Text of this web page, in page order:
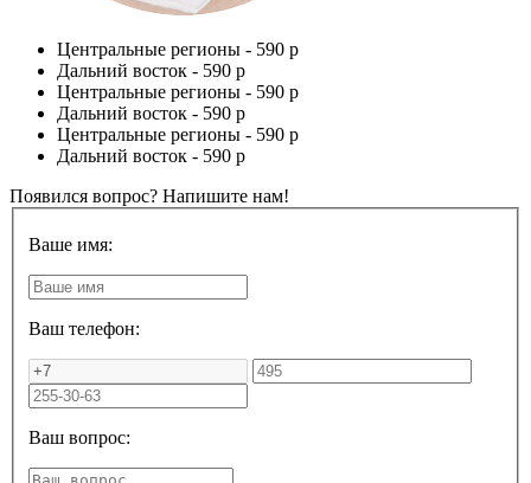
Центральные регионы - 590 р
Дальний восток - 590 р
Центральные регионы - 590 р
Дальний восток - 590 р
Центральные регионы - 590 р
Дальний восток - 590 р
Появился вопрос? Напишите нам!
Ваше имя:
Ваш телефон:
Ваш вопрос: